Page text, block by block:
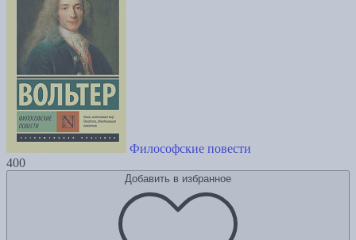
Философские повести
400
Добавить в избранное